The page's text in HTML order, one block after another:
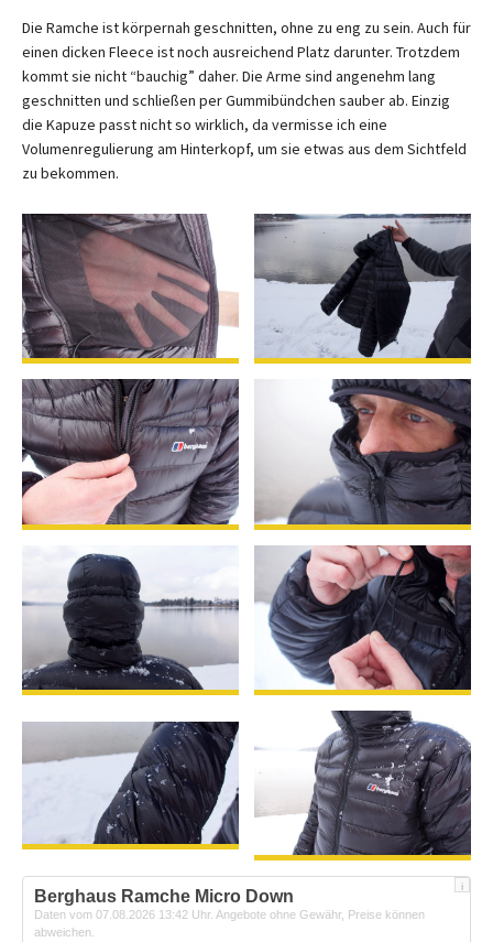
Die Ramche ist körpernah geschnitten, ohne zu eng zu sein. Auch für
einen dicken Fleece ist noch ausreichend Platz darunter. Trotzdem
kommt sie nicht “bauchig” daher. Die Arme sind angenehm lang
geschnitten und schließen per Gummibündchen sauber ab. Einzig
die Kapuze passt nicht so wirklich, da vermisse ich eine
Volumenregulierung am Hinterkopf, um sie etwas aus dem Sichtfeld
zu bekommen.
i
Berghaus Ramche Micro Down
Daten vom 07.08.2026 13:42 Uhr. Angebote ohne Gewähr, Preise können
abweichen.